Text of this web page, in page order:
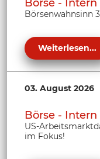
Börse - Intern
Börsenwahnsinn
Weiterlesen...
03. August 2026
Börse - Intern
US-
im Fokus!